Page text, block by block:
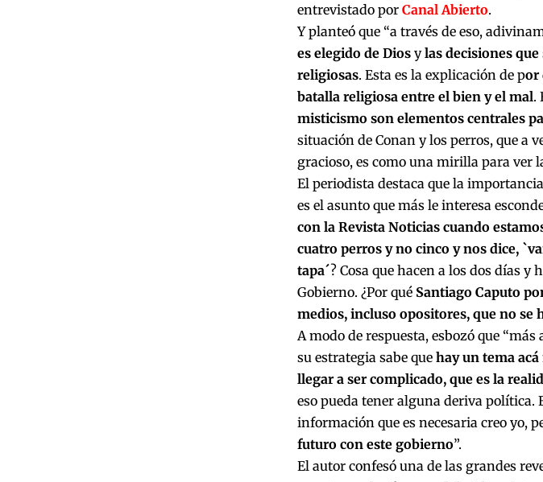
entrevistado por Canal Abierto.
Y planteó que “a través de eso,
es elegido de Diosylas decisiones que
religiosas. Esta es la explicación de por
batalla religiosa entre el bien y el mal.
misticismo son elementos centrales
situación de Conan y los perros, que a
gracioso, es como una mirilla para ver
El periodista destaca que la
es el asunto que más le interesa
con la Revista Noticias cuando
cuatro perros y no cinco y nos dice,
tapa´? Cosa que hacen a los dos días
Gobierno. ¿Por qué Santiago Caputo
medios, incluso opositores, que no se
A modo de respuesta, esbozó que
su estrategia sabe que hay un tema
llegar a ser complicado, que es la
eso pueda tener alguna deriva política.
información que es necesaria creo yo,
futuro con este gobierno”.
El autor confesó una de las grandes